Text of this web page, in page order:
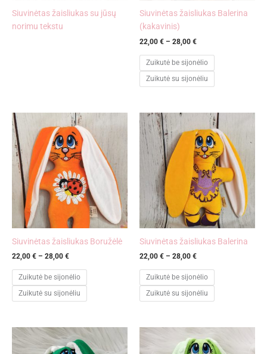
Siuvinėtas žaisliukas su jūsų
norimu tekstu
Siuvinėtas žaisliukas Balerina
(kakavinis)
22,00 € – 28,00 €
Zuikutė be sijonėlio
Zuikutė su sijonėliu
Siuvinėtas žaisliukas Boružėlė
22,00 € – 28,00 €
Price
range:
22,00 €
through
28,00 €
Zuikutė be sijonėlio
Zuikutė su sijonėliu
Siuvinėtas žaisliukas Balerina
22,00 € – 28,00 €
Price
range:
22,00 €
through
28,00 €
Zuikutė be sijonėlio
Zuikutė su sijonėliu